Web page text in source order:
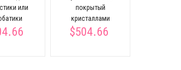
или
покрытый
кристаллами
$504.66